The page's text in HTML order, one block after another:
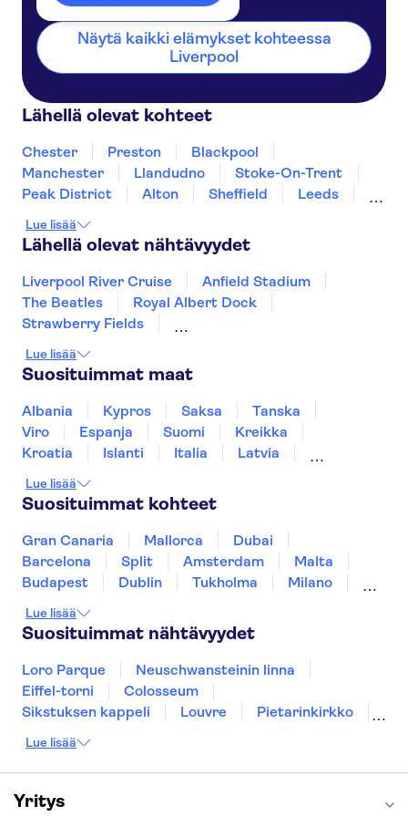
Näytä kaikki elämykset kohteessa
Liverpool
Lähellä olevat kohteet
Chester Preston
Blackpool
Manchester
Llandudno
Stoke-On-Trent
Peak District
Alton Sheffield
Leeds
Birmingham
Lue lisää
Lähellä olevat nähtävyydet
Liverpool River Cruise
Anfield Stadium
The Beatles
Royal Albert Dock
Strawberry Fields
Harry Potter Studios
Madame Tussauds London
Lontoon West End
Edinburgh Old Town
Lontoon Tower
Bussikierrokset Lontoossa
Trips from Edinburgh
Shakespeare's Globe
Lue lisää
Suosituimmat maat
Albania Kypros Saksa
Tanska
Viro
Espanja Suomi
Kreikka
Kroatia
Islanti Italia
Latvia
Portugali
Ruotsi Singapore
Turkki
Lue lisää
Suosituimmat kohteet
Gran Canaria Mallorca
Dubai
Barcelona
Split Amsterdam
Malta
Budapest
Dublin Tukholma
Milano
Los Angeles
Rovaniemi
Tallinna
Ljubljana
Riika
Lue lisää
Suosituimmat nähtävyydet
Loro Parque
Neuschwansteinin linna
Eiffel-torni
Colosseum
Sikstuksen kappeli
Louvre
Pietarinkirkko
Moulin Rouge
London Eye
Montmartre
Wieliczkan suolakaivos
Lue lisää
Yritys